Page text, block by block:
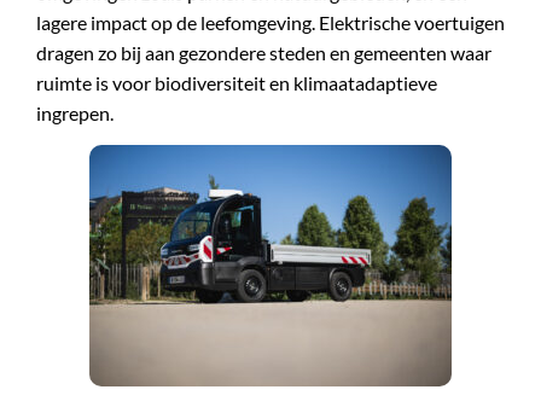
lagere impact op de leefomgeving. Elektrische voertuigen
dragen zo bij aan gezondere steden en gemeenten waar
ruimte is voor biodiversiteit en klimaatadaptieve
ingrepen.